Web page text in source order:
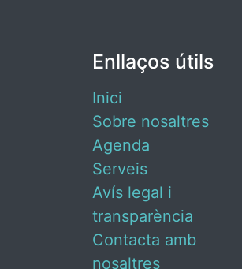
Enllaços útils
Inici
Sobre nosaltres
Agenda
Serveis
Avís legal i
transparència
Contacta amb
nosaltres